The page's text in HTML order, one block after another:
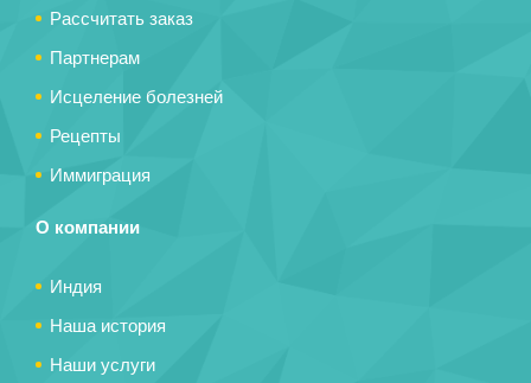
Рассчитать заказ
Партнерам
Исцеление болезней
Рецепты
Иммиграция
О компании
Индия
Наша история
Наши услуги